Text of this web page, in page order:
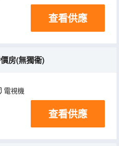
查看供應
房(無獨衞)
電視機
查看供應